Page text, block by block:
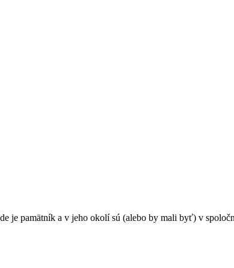
je pamätník a v jeho okolí sú (alebo by mali byť) v